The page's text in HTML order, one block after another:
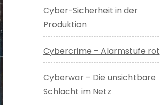
Cyber-Sicherheit in der
Produktion
Cybercrime – Alarmstufe rot
Cyberwar – Die unsichtbare
Schlacht im Netz